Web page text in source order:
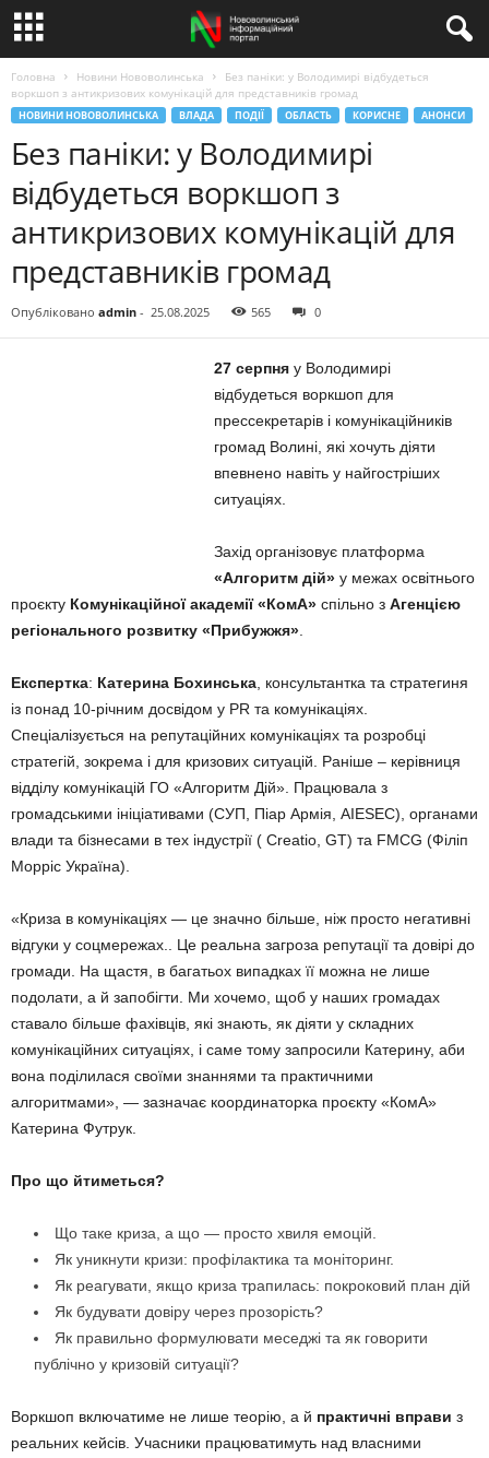
Головна Новини Нововолинська
Без паніки: у Володимирі відбудеться
воркшоп з антикризових комунікацій для представників громад
НОВИНИ НОВОВОЛИНСЬКА ВЛАДА ПОДІЇ ОБЛАСТЬ КОРИСНЕ АНОНСИ
Без паніки: у Володимирі
відбудеться воркшоп з
антикризових комунікацій для
представників громад
Опубліковано admin - 25.08.2025 565 0
27 серпня у Володимирі
відбудеться воркшоп для
прессекретарів і комунікаційників
громад Волині, які хочуть діяти
впевнено навіть у найгостріших
ситуаціях.
Захід організовує платформа
«Алгоритм дій» у межах освітнього
проєкту Комунікаційної академії «КомА» спільно з Агенцією
регіонального розвитку «Прибужжя»
Експертка: Катерина Бохинська , консультантка та стратегиня
із понад 10-річним досвідом у PR та комунікаціях.
Спеціалізується на репутаційних комунікаціях та розробці
стратегій, зокрема і для кризових ситуацій. Раніше – керівниця
відділу комунікацій ГО «Алгоритм Дій». Працювала з
громадськими ініціативами (СУП, Піар Армія, AIESEC), органами
влади та бізнесами в тех індустрії ( Creatio, GT) та FMCG (Філіп
Морріс Україна).
«Криза в комунікаціях — це значно більше, ніж просто негативні
відгуки у соцмережах.. Це реальна загроза репутації та довірі до
громади. На щастя, в багатьох випадках її можна не лише
подолати, а й запобігти. Ми хочемо, щоб у наших громадах
ставало більше фахівців, які знають, як діяти у складних
комунікаційних ситуаціях, і саме тому запросили Катерину, аби
вона поділилася своїми знаннями та практичними
алгоритмами», — зазначає координаторка проєкту «КомА»
Катерина Футрук.
Про що йтиметься?
Що таке криза, а що — просто хвиля емоцій.
Як уникнути кризи: профілактика та моніторинг.
Як реагувати, якщо криза трапилась: покроковий план дій
Як будувати довіру через прозорість?
Як правильно формулювати меседжі та як говорити
публічно у кризовій ситуації?
Воркшоп включатиме не лише теорію, а й практичні вправи з
реальних кейсів. Учасники працюватимуть над власними